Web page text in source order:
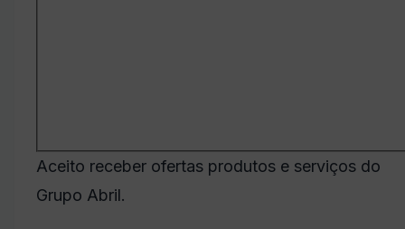
Aceito receber ofertas produtos e serviços do
Grupo Abril.